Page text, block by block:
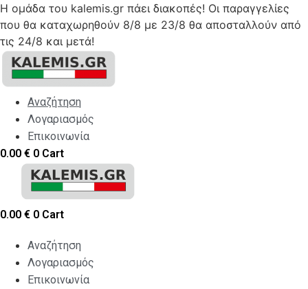
Η ομάδα του kalemis.gr πάει διακοπές! Οι παραγγελίες
που θα καταχωρηθούν 8/8 με 23/8 θα αποσταλλούν από
τις 24/8 και μετά!
Skip
content
Αναζήτηση
Λογαριασμός
Επικοινωνία
0.00 € 0 Cart
0.00 € 0 Cart
Αναζήτηση
Λογαριασμός
Επικοινωνία